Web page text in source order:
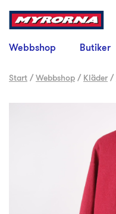
Webbshop Butiker
Start /Webbshop / Kläder /